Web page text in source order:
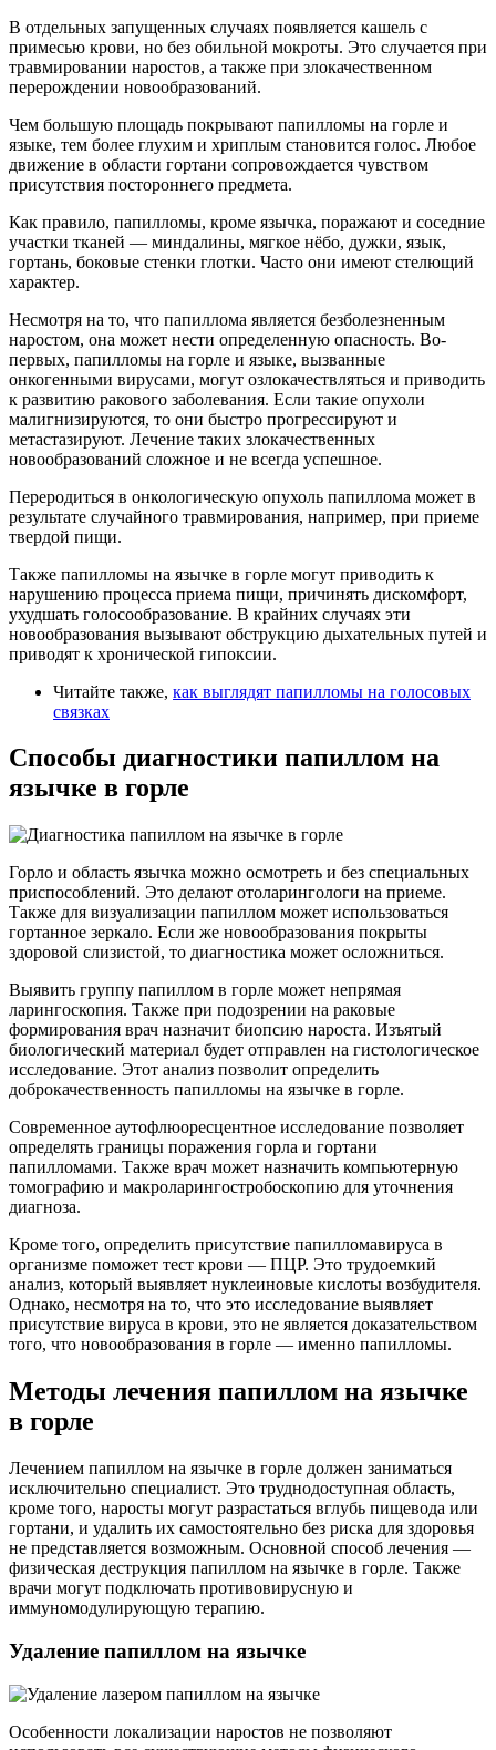
В отдельных запущенных случаях появляется кашель с
примесью крови, но без обильной мокроты. Это случается при
травмировании наростов, а также при злокачественном
перерождении новообразований.
Чем большую площадь покрывают папилломы на горле и
языке, тем более глухим и хриплым становится голос. Любое
движение в области гортани сопровождается чувством
присутствия постороннего предмета.
Как правило, папилломы, кроме язычка, поражают и соседние
участки тканей — миндалины, мягкое нёбо, дужки, язык,
гортань, боковые стенки глотки. Часто они имеют стелющий
характер.
Несмотря на то, что папиллома является безболезненным
наростом, она может нести определенную опасность. Во-
первых, папилломы на горле и языке, вызванные
онкогенными вирусами, могут озлокачествляться и приводить
к развитию ракового заболевания. Если такие опухоли
малигнизируются, то они быстро прогрессируют и
метастазируют. Лечение таких злокачественных
новообразований сложное и не всегда успешное.
Переродиться в онкологическую опухоль папиллома может в
результате случайного травмирования, например, при приеме
твердой пищи.
Также папилломы на язычке в горле могут приводить к
нарушению процесса приема пищи, причинять дискомфорт,
ухудшать голосообразование. В крайних случаях эти
новообразования вызывают обструкцию дыхательных путей и
приводят к хронической гипоксии.
Читайте также, как выглядят папилломы на голосовых
связках
Способы диагностики папиллом на
язычке в горле
Горло и область язычка можно осмотреть и без специальных
приспособлений. Это делают отоларингологи на приеме.
Также для визуализации папиллом может использоваться
гортанное зеркало. Если же новообразования покрыты
здоровой слизистой, то диагностика может осложниться.
Выявить группу папиллом в горле может непрямая
ларингоскопия. Также при подозрении на раковые
формирования врач назначит биопсию нароста. Изъятый
биологический материал будет отправлен на гистологическое
исследование. Этот анализ позволит определить
доброкачественность папилломы на язычке в горле.
Современное аутофлюоресцентное исследование позволяет
определять границы поражения горла и гортани
папилломами. Также врач может назначить компьютерную
томографию и макроларингостробоскопию для уточнения
диагноза.
Кроме того, определить присутствие папилломавируса в
организме поможет тест крови — ПЦР. Это трудоемкий
анализ, который выявляет нуклеиновые кислоты возбудителя.
Однако, несмотря на то, что это исследование выявляет
присутствие вируса в крови, это не является доказательством
того, что новообразования в горле — именно папилломы.
Методы лечения папиллом на язычке
в горле
Лечением папиллом на язычке в горле должен заниматься
исключительно специалист. Это труднодоступная область,
кроме того, наросты могут разрастаться вглубь пищевода или
гортани, и удалить их самостоятельно без риска для здоровья
не представляется возможным. Основной способ лечения —
физическая деструкция папиллом на язычке в горле. Также
врачи могут подключать противовирусную и
иммуномодулирующую терапию.
Удаление папиллом на язычке
Особенности локализации наростов не позволяют